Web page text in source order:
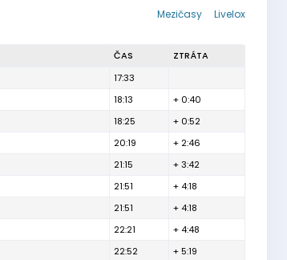
Livelox
Mezičasy
ČAS
ZTRÁTA
17:33
18:13
+ 0:40
18:25
+ 0:52
20:19
+ 2:46
21:15
+ 3:42
21:51
+ 4:18
21:51
+ 4:18
22:21
+ 4:48
22:52
+ 5:19